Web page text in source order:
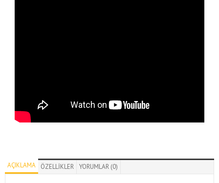
AÇIKLAMA ÖZELLIKLER YORUMLAR (0)